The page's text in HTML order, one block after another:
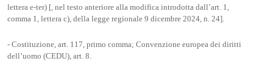
lettera e-ter) [, nel testo anteriore alla modifica introdotta dall’art. 1,
comma 1, lettera c), della legge regionale 9 dicembre 2024, n. 24].
- Costituzione, art. 117, primo comma; Convenzione europea dei diritti
dell’uomo (CEDU), art. 8.